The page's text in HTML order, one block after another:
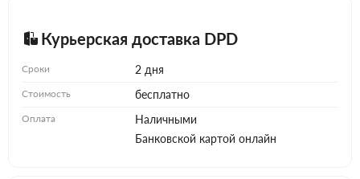
Курьерская доставка DPD
Сроки 2 дня
Стоимость бесплатно
Оплата
Наличными
Банковской картой онлайн